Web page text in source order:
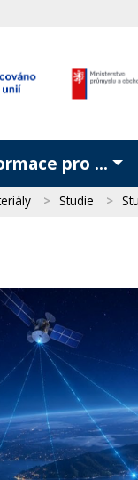
pro ...
Studie